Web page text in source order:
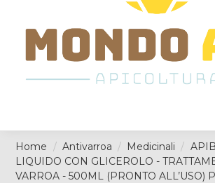
Home Antivarroa Medicinali
LIQUIDO CON GLICEROLO -
VARROA - 500ML (PRONTO ALL’USO)